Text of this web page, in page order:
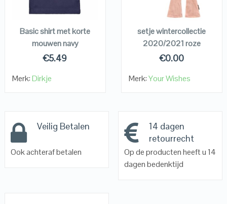
Basic shirt met korte
mouwen navy
€5.49
Merk:Dirkje
KOPEN
setje wintercollectie
2020/2021 roze
€0.00
Merk:Your Wishes
Veilig Betalen
Ook achteraf betalen
14 dagen
retourrecht
Op de producten heeft u 14
dagen bedenktijd